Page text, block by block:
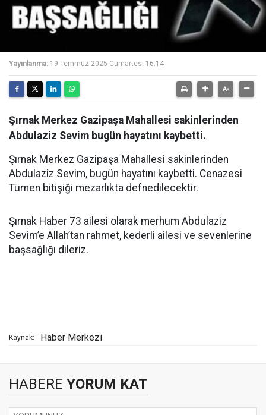
Yayınlanma: 19 Temmuz 2025 Cumartesi 16:14
Şırnak Merkez Gazipaşa Mahallesi sakinlerinden
Abdulaziz Sevim bugün hayatını kaybetti.
Şırnak Merkez Gazipaşa Mahallesi sakinlerinden
Abdulaziz Sevim, bugün hayatını kaybetti. Cenazesi
Tümen bitişiği mezarlıkta defnedilecektir.
Şırnak Haber 73 ailesi olarak merhum Abdulaziz
Sevim’e Allah’tan rahmet, kederli ailesi ve sevenlerine
başsağlığı dileriz.
Kaynak: Haber Merkezi
HABERE YORUM KAT